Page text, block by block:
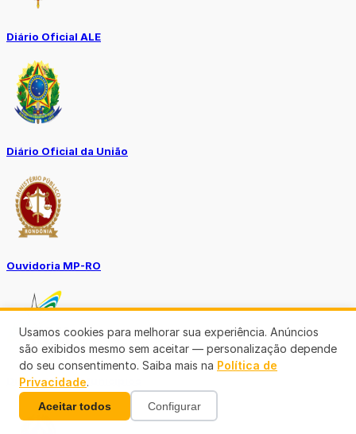
Diário Oficial ALE
Diário Oficial da União
Ouvidoria MP-RO
Diário Oficial Municípios
Usamos cookies para melhorar sua experiência. Anúncios
são exibidos mesmo sem aceitar — personalização depende
do seu consentimento. Saiba mais na Política de
Privacidade.
Aceitar todos Configurar